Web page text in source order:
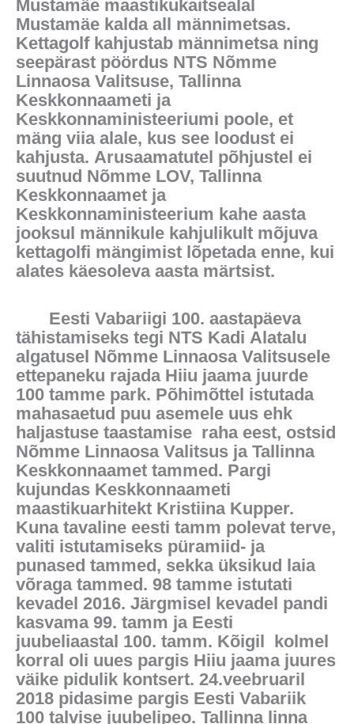
Mustamäe maastikukaitsealal
Mustamäe kalda all männimetsas.
Kettagolf kahjustab männimetsa ning
seepärast pöördus NTS Nõmme
Linnaosa Valitsuse, Tallinna
Keskkonnaameti ja
Keskkonnaministeeriumi poole, et
mäng viia alale, kus see loodust ei
kahjusta. Arusaamatutel põhjustel ei
suutnud Nõmme LOV, Tallinna
Keskkonnaamet ja
Keskkonnaministeerium kahe aasta
jooksul männikule kahjulikult mõjuva
kettagolfi mängimist lõpetada enne, kui
alates käesoleva aasta märtsist.
Eesti Vabariigi 100. aastapäeva
tähistamiseks tegi NTS Kadi Alatalu
algatusel Nõmme Linnaosa Valitsusele
ettepaneku rajada Hiiu jaama juurde
100 tamme park. Põhimõttel istutada
mahasaetud puu asemele uus ehk
haljastuse taastamise raha eest, ostsid
Nõmme Linnaosa Valitsus ja Tallinna
Keskkonnaamet tammed. Pargi
kujundas Keskkonnaameti
maastikuarhitekt Kristiina Kupper.
Kuna tavaline eesti tamm polevat terve,
valiti istutamiseks püramiid- ja
punased tammed, sekka üksikud laia
võraga tammed. 98 tamme istutati
kevadel 2016. Järgmisel kevadel pandi
kasvama 99. tamm ja Eesti
juubeliaastal 100. tamm. Kõigil kolmel
korral oli uues pargis Hiiu jaama juures
väike pidulik kontsert. 24.veebruaril
2018 pidasime pargis Eesti Vabariik
100 talvise juubelipeo. Tallinna linna